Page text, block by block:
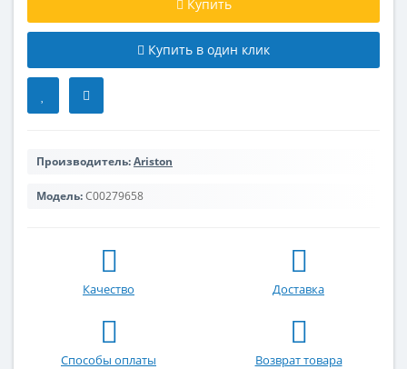
Купить
Купить в один клик
Производитель:Ariston
Модель:C00279658
Качество Доставка
Способы оплаты Возврат товара